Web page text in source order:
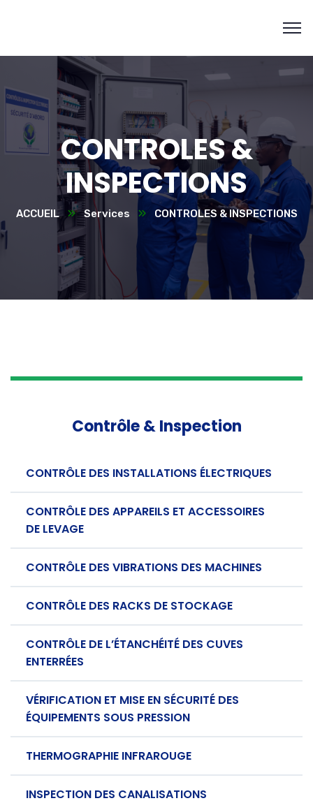
CONTROLES &
INSPECTIONS
ACCUEIL Services CONTROLES & INSPECTIONS
Contrôle & Inspection
CONTRÔLE DES INSTALLATIONS ÉLECTRIQUES
CONTRÔLE DES APPAREILS ET ACCESSOIRES
DE LEVAGE
CONTRÔLE DES VIBRATIONS DES MACHINES
CONTRÔLE DES RACKS DE STOCKAGE
CONTRÔLE DE L’ÉTANCHÉITÉ DES CUVES
ENTERRÉES
VÉRIFICATION ET MISE EN SÉCURITÉ DES
ÉQUIPEMENTS SOUS PRESSION
THERMOGRAPHIE INFRAROUGE
INSPECTION DES CANALISATIONS